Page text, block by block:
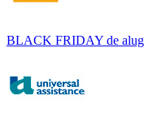
BLACK FRIDAY de